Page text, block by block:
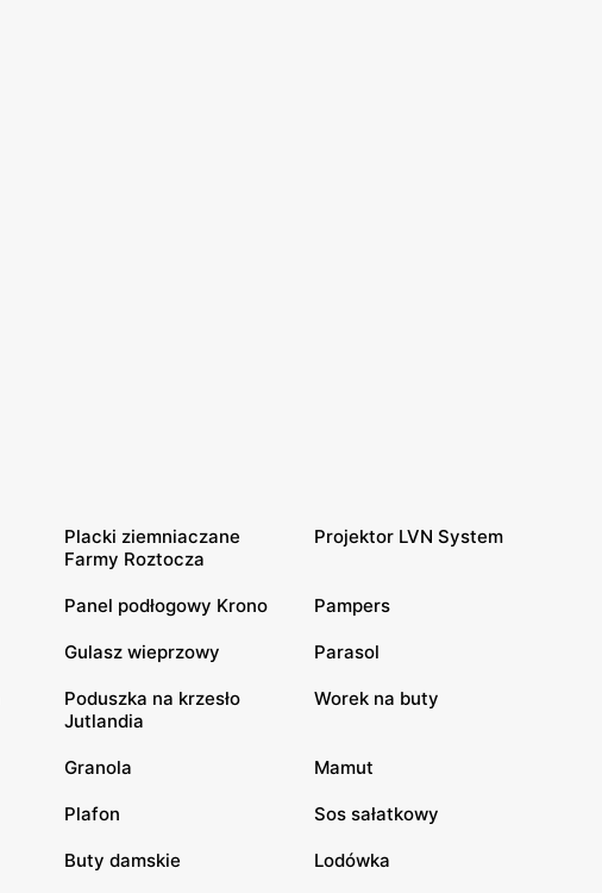
Placki ziemniaczane
Farmy Roztocza
Projektor LVN System
Panel podłogowy Krono Pampers
Gulasz wieprzowy Parasol
Poduszka na krzesło
Jutlandia
Worek na buty
Granola Mamut
Plafon Sos sałatkowy
Buty damskie Lodówka